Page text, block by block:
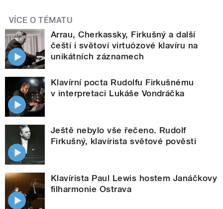
VÍCE O TÉMATU
Arrau, Cherkassky, Firkušný a další
čeští i světoví virtuózové klavíru na
unikátních záznamech
Klavírní pocta Rudolfu Firkušnému
v interpretaci Lukáše Vondráčka
Ještě nebylo vše řečeno. Rudolf
Firkušný, klavírista světové pověsti
Klavírista Paul Lewis hostem Janáčkovy
filharmonie Ostrava